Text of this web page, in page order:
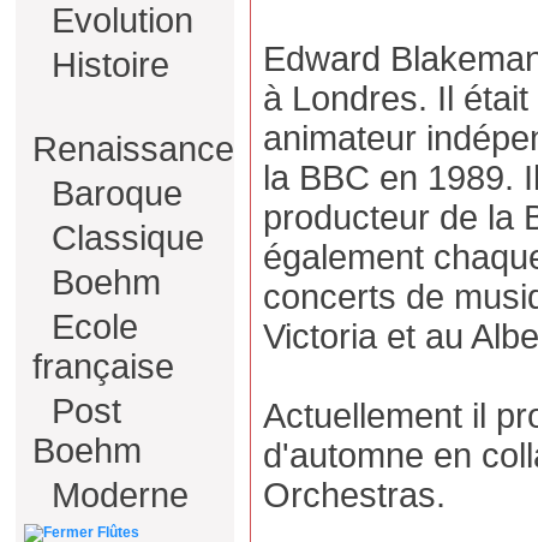
Evolution
Histoire
Renaissance
Baroque
Classique
Boehm
Ecole
française
Post
Boehm
Moderne
Flûtes
Edward
à Londres. Il
animateur
la BBC en 1989.
producteur de la
également
concerts de
Victoria et au
Actuellement il
d'automne en
Orchestras.